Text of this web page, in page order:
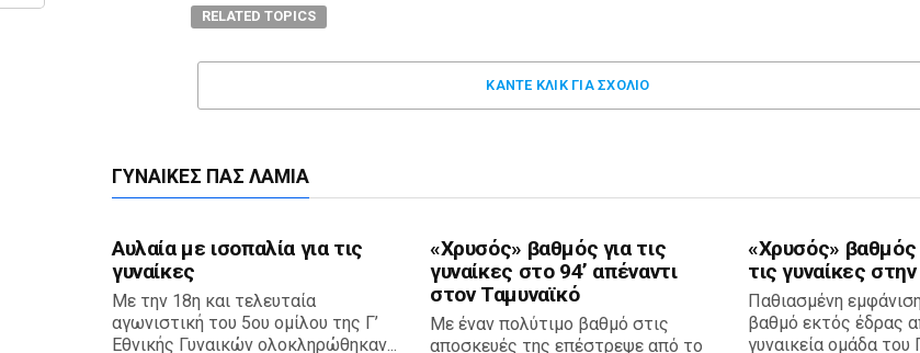
RELATED TOPICS
ΚΑΝΤΕ ΚΛΊΚ ΓΙΑ ΣΧΌΛΙΟ
ΓΥΝΑΊΚΕΣ ΠΑΣ ΛΑΜΊΑ
Αυλαία με ισοπαλία για τις
γυναίκες
Με την 18η και τελευταία
αγωνιστική του 5ου ομίλου της Γ’
Εθνικής Γυναικών ολοκληρώθηκαν...
«Χρυσός» βαθμός για τις
γυναίκες στο 94’ απέναντι
στον Ταμυναϊκό
Με έναν πολύτιμο βαθμό στις
αποσκευές της επέστρεψε από το
«Χρυσός» βαθμός
τις γυναίκες στην
Παθιασμένη
βαθμό εκτός έδρας
γυναικεία ομάδα του